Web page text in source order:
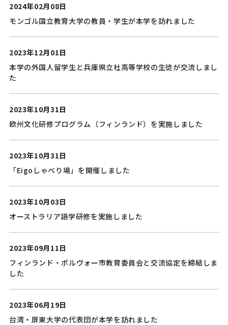
2024年02月08日
モンゴル国立教育大学の教員・学生が本学を訪れました
2023年12月01日
本学の外国人留学生と兵庫県立社高等学校の生徒が交流しまし
た
2023年10月31日
欧州文化研修プログラム（フィンランド）を実施しました
2023年10月31日
「Eigoしゃべり場」を開催しました
2023年10月03日
オーストラリア語学研修を実施しました
2023年09月11日
フィンランド・ポルヴォー市教育委員会と交流協定を締結しま
した
2023年06月19日
台湾・屏東大学の代表団が本学を訪れました